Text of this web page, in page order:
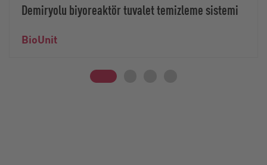
Demiryolu biyoreaktör tuvalet temizleme sistemi
BioUnit